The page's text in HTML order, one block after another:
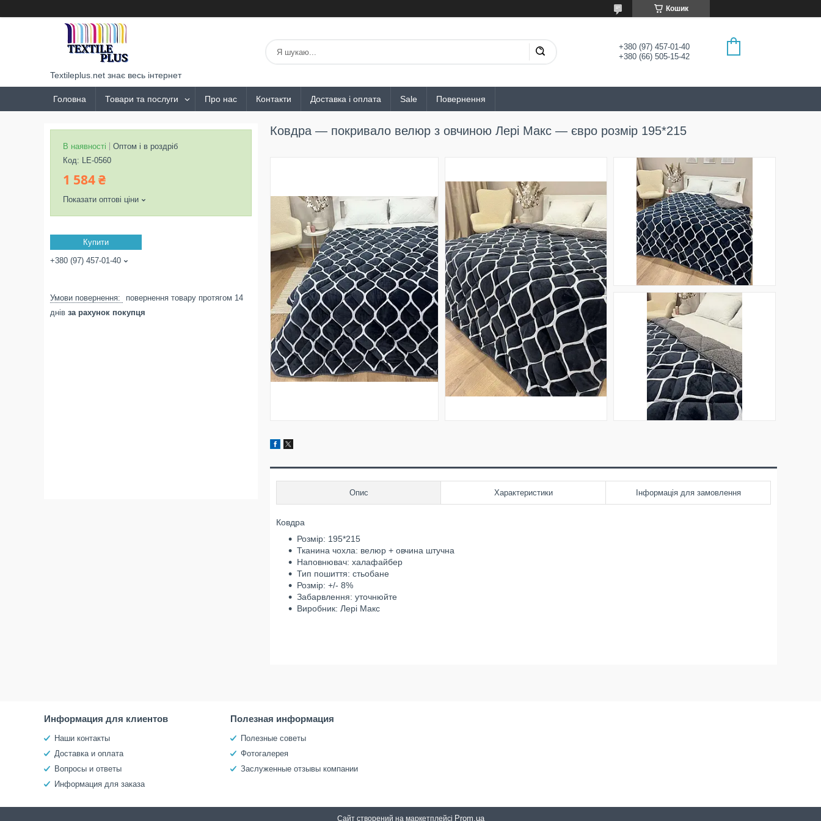
Кошик
Textileplus.net знає весь інтернет
+380 (97) 457-01-40
+380 (66) 505-15-42
Головна Товари та послуги Про нас Контакти Доставка і оплата Sale Повернення
Ковдра — покривало велюр з овчиною Лері Макс — євро розмір 195*215
Опис Характеристики Інформація для замовлення
Ковдра
Розмір: 195*215
Тканина чохла: велюр + овчина штучна
Наповнювач: халафайбер
Тип пошиття: стьобане
Розмір: +/- 8%
Забарвлення: уточнюйте
Виробник: Лері Макс
В наявності
Оптом і в роздріб
Код: LE-0560
1 584 ₴
Показати оптові ціни
Купити
+380 (97) 457-01-40
повернення товару протягом 14
днів за рахунок покупця
Информация для клиентов
Наши контакты
Доставка и оплата
Вопросы и ответы
Информация для заказа
Полезная информация
Полезные советы
Фотогалерея
Заслуженные отзывы компании
Сайт створений на маркетплейсі Prom.ua